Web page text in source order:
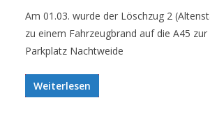
Am 01.03. wurde der Löschzug 2
zu einem Fahrzeugbrand auf die A45
Parkplatz Nachtweide
Weiterlesen